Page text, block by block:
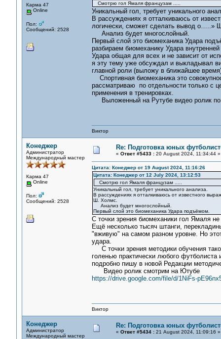
Карма 47
Online
Пол:
Сообщений: 2528
Смотрю гол Ямаля французам .....
Уникальный гол, требует уникального
В рассуждениях я отталкиваюсь от
логически, сможет сделать вывод о…..»
Анализ будет многослойный.
Первый слой это биомеханика Удара
разбираем биомеханику Удара
Удара общая для всех и не зависит от
я эту тему уже обсуждал и выкладывал
главной роли (выложу в ближайшее
Спортивная биомеханика это
рассматриваю по отдельности только с
применения в тренировках.
Выложенный на Рутубе видео ролик по
Виктор
Конеджер
Администратор
Международный мастер
Карма 47
Online
Пол:
Сообщений: 2528
Re: Подготовка юных
« Ответ #5433 :20 August 2024, 11:34:44 »
Цитата: Конеджер от 19 August 2024, 11:16:26
Цитата: Конеджер от 12 July 2024, 13:12:53
Смотрю гол Ямаля французам .....
Уникальный гол, требует уникального анализа.
В рассуждениях я отталкиваюсь от известного
Ш. Холмс.
Анализ будет многослойный.
Первый слой это биомеханика Удара подъёмом.
С точки зрения биомеханики гол Ямаля
Ещё несколько тысяч штанги,
"вживую" на самом разном уровне. Но
удара.
С точки зрения методики обучения
голенью практически любого
подробно пишу в новой Редакции
Видео ролик смотрим на Ютубе
https://drive.google.com/file/d/1NiFs-
Виктор
Конеджер
Администратор
Международный мастер
Re: Подготовка юных
« Ответ #5434 :21 August 2024, 11:09:16 »